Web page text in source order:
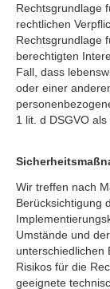
Rechtsgrundlage
rechtlichen
Rechtsgrundlage
berechtigten
Fall, dass
oder einer
1 lit. d DSGVO
Wir treffen nach
Berücksichtigung
Umstände und
unterschiedlichen
Risikos für die
geeignete